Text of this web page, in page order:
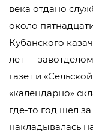
века отдано
около
Кубанского
лет —
газет и
«календарно»
где-то год шел
накладывалась